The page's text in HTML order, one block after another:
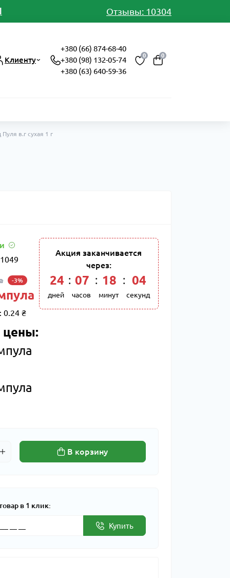
Отзывы: 10304
Клиенту
+380 (66) 874-68-40
+380 (98) 132-05-74
+380 (63) 640-59-36
0 0
в.г сухая 1 г
-3%
0.24 ₴
Акция заканчивается
через:
24
дней
: 07
часов
: 18
минут
: 03
секунд
В корзину
в 1 клик:
Купить